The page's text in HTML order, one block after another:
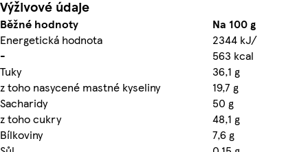
Výživové údaje
Běžné hodnoty
Na 100 g
Energetická hodnota
2344 kJ/
-
563 kcal
Tuky
36,1 g
z toho nasycené mastné kyseliny
19,7 g
Sacharidy
50 g
z toho cukry
48,1 g
Bílkoviny
7,6 g